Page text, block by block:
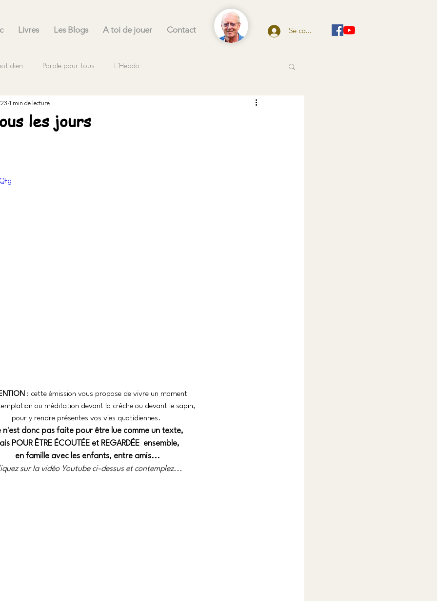
Livres Les Blogs A toi de jouer Contact Se connecter
Parole pour tous L'Hebdo
les jours
1 min de lecture
: cette émission vous propose de vivre un moment
ou méditation devant la crèche ou devant le sapin,
pour y rendre présentes vos vies quotidiennes.
n'est donc pas faite pour être lue comme un texte,
POUR ÊTRE ÉCOUTÉE et REGARDÉE  ensemble,
en famille avec les enfants, entre amis...
sur la vidéo Youtube ci-dessus et contemplez...